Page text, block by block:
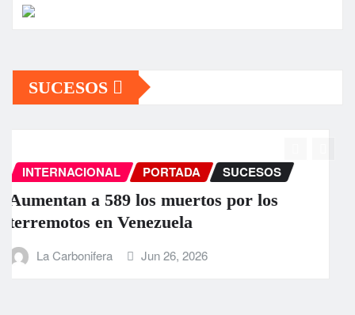
SUCESOS
INTERNACIONAL PORTADA SUCESOS
EEUU anuncia una ayuda de 130
millones para Venezuela tras el doble